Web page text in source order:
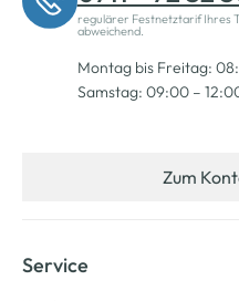
regulärer Festnetztarif Ihres
abweichend.
Montag bis Freitag:
Samstag: 09:00 –
Zum
Service